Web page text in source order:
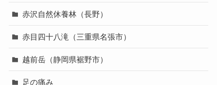
赤沢自然休養林（長野）
赤目四十八滝（三重県名張市）
越前岳（静岡県裾野市）
足の痛み